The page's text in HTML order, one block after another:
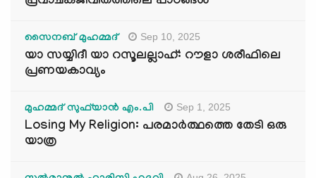
സൈനബ് മുഹമ്മദ് Sep 10, 2025
യാ സയ്യിദീ യാ റസൂലല്ലാഹ്: റൗളാ ശരീഫിലെ
പ്രണയകാവ്യം
മുഹമ്മദ് സുഫ്‌യാൻ എം.പി Sep 1, 2025
Losing My Religion: പരമാർത്ഥത്തെ തേടി ഒരു
യാത്ര